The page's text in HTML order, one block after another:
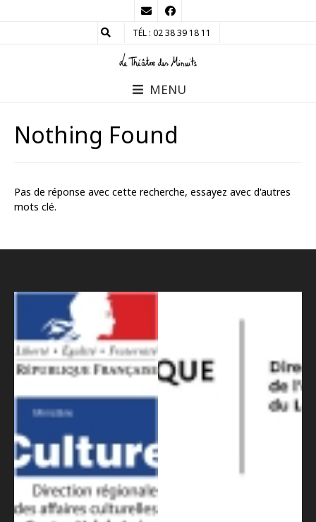
TÉL : 02 38 39 18 11
MENU
Nothing Found
Pas de réponse avec cette recherche, essayez avec d'autres
mots clé.